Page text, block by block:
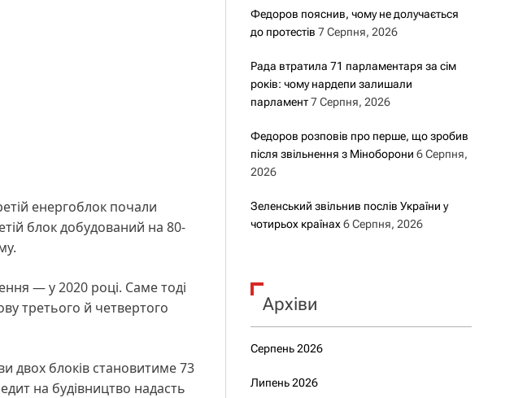
енергоблок почали
блок добудований на 80-
— у 2020 році. Саме тоді
третього й четвертого
двох блоків становитиме 73
на будівництво надасть
Федоров пояснив, чому не долучається
до протестів 7 Серпня, 2026
Рада втратила 71 парламентаря за сім
років: чому нардепи залишали
парламент 7 Серпня, 2026
Федоров розповів про перше, що зробив
після звільнення з Міноборони 6 Серпня,
2026
Зеленський звільнив послів України у
чотирьох країнах 6 Серпня, 2026
Архіви
Серпень 2026
Липень 2026